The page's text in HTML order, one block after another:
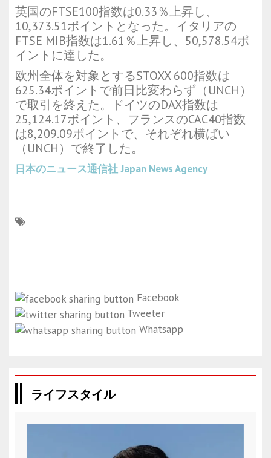
英国のFTSE100指数は0.33％上昇し、
10,373.51ポイントとなった。イタリアの
FTSE MIB指数は1.61％上昇し、50,578.54ポ
イントに達した。
欧州全体を対象とするSTOXX 600指数は
625.34ポイントで前日比変わらず（UNCH）
で取引を終えた。ドイツのDAX指数は
25,124.17ポイント、フランスのCAC40指数
は8,209.09ポイントで、それぞれ横ばい
（UNCH）で終了した。
日本のニュース通信社 Japan News Agency
Facebook
Tweeter
Whatsapp
ライフスタイル